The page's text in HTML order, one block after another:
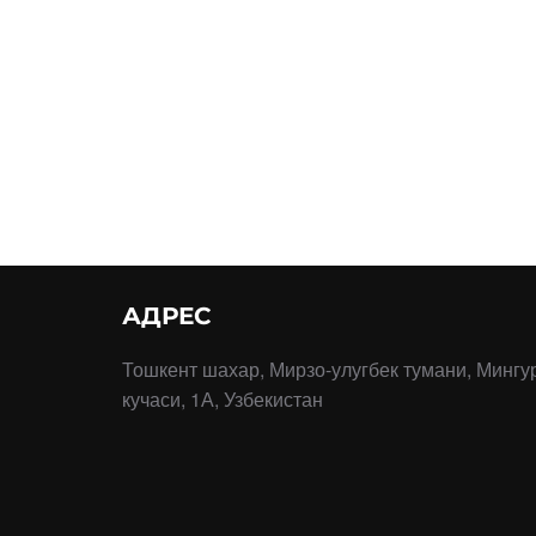
АДРЕС
Тошкент шахар, Мирзо-улугбек тумани,
кучаси, 1А, Узбекистан